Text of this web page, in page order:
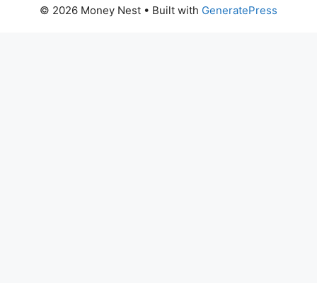
© 2026 Money Nest • Built with GeneratePress